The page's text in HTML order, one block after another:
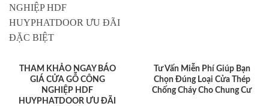
THAM KHẢO NGAY BÁO
GIÁ CỬA GỖ CÔNG
NGHIỆP HDF
HUYPHATDOOR ƯU ĐÃI
Tư Vấn Miễn Phí Giúp Bạn
Chọn Đúng Loại Cửa Thép
Chống Cháy Cho Chung Cư